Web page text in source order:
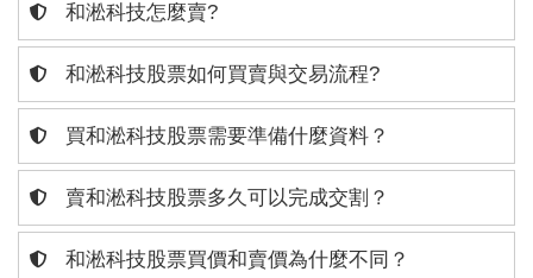
和淞科技怎麼賣?
和淞科技股票如何買賣與交易流程?
買和淞科技股票需要準備什麼資料？
賣和淞科技股票多久可以完成交割？
和淞科技股票買價和賣價為什麼不同？